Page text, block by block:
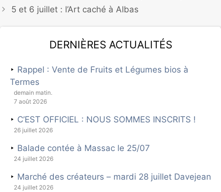
5 et 6 juillet : l’Art caché à Albas
Dernières actualités
Rappel : Vente de Fruits et Légumes bios à
Termes
demain matin.
7 août 2026
C’EST OFFICIEL : NOUS SOMMES INSCRITS !
26 juillet 2026
Balade contée à Massac le 25/07
24 juillet 2026
Marché des créateurs – mardi 28 juillet Davejean
24 juillet 2026